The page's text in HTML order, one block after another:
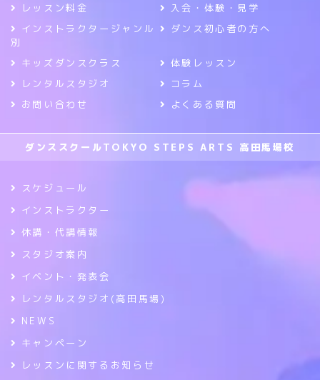
レッスン料金
入会・体験・見学
インストラクタージャンル
別
ダンス初心者の方へ
キッズダンスクラス
体験レッスン
レンタルスタジオ
コラム
お問い合わせ
よくある質問
ダンススクールTOKYO STEPS ARTS 高田馬場校
スケジュール
インストラクター
休講・代講情報
スタジオ案内
イベント・発表会
レンタルスタジオ(高田馬場)
NEWS
キャンペーン
レッスンに関するお知らせ